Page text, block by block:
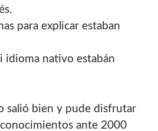
any of my work, consider to
will help me to invest time on
site.
o mi trabajo, puedes hacer una
ayudará a invertir tiempo en crear
para explicar estaban
idioma nativo estabán
salió bien y pude disfrutar
ante 2000